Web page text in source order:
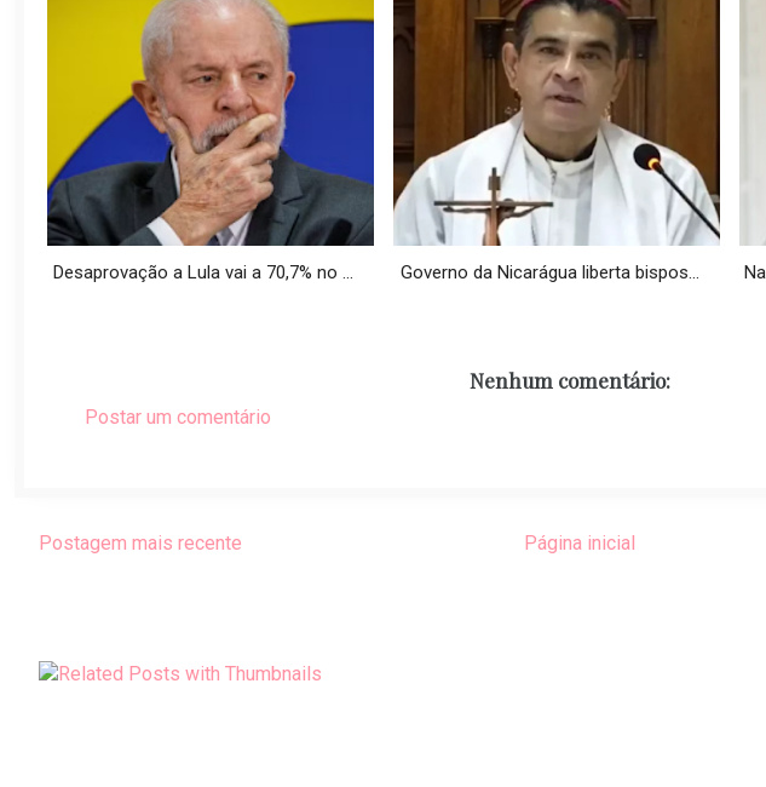
Desaprovação a Lula vai a 70,7% no ... Governo da Nicarágua liberta bispos...
Nenhum comentário:
Postar um comentário
Postagem mais recente Página inicial